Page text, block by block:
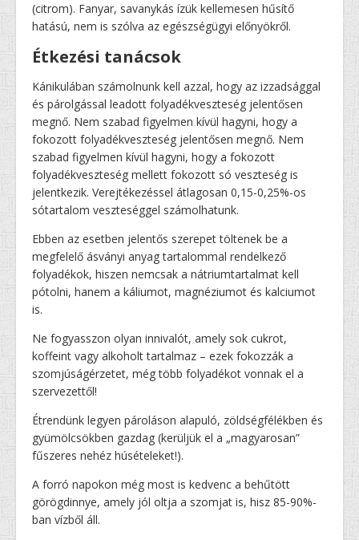
(citrom). Fanyar, savanykás ízük kellemesen hűsítő
hatású, nem is szólva az egészségügyi előnyökről.
Étkezési tanácsok
Kánikulában számolnunk kell azzal, hogy az izzadsággal
és párolgással leadott folyadékveszteség jelentősen
megnő. Nem szabad figyelmen kívül hagyni, hogy a
fokozott folyadékveszteség jelentősen megnő. Nem
szabad figyelmen kívül hagyni, hogy a fokozott
folyadékveszteség mellett fokozott só veszteség is
jelentkezik. Verejtékezéssel átlagosan 0,15-0,25%-os
sótartalom veszteséggel számolhatunk.
Ebben az esetben jelentős szerepet töltenek be a
megfelelő ásványi anyag tartalommal rendelkező
folyadékok, hiszen nemcsak a nátriumtartalmat kell
pótolni, hanem a káliumot, magnéziumot és kalciumot
is.
Ne fogyasszon olyan innivalót, amely sok cukrot,
koffeint vagy alkoholt tartalmaz – ezek fokozzák a
szomjúságérzetet, még több folyadékot vonnak el a
szervezettől!
Étrendünk legyen pároláson alapuló, zöldségfélékben és
gyümölcsökben gazdag (kerüljük el a „magyarosan”
fűszeres nehéz húsételeket!).
A forró napokon még most is kedvenc a behűtött
görögdinnye, amely jól oltja a szomjat is, hisz 85-90%-
ban vízből áll.